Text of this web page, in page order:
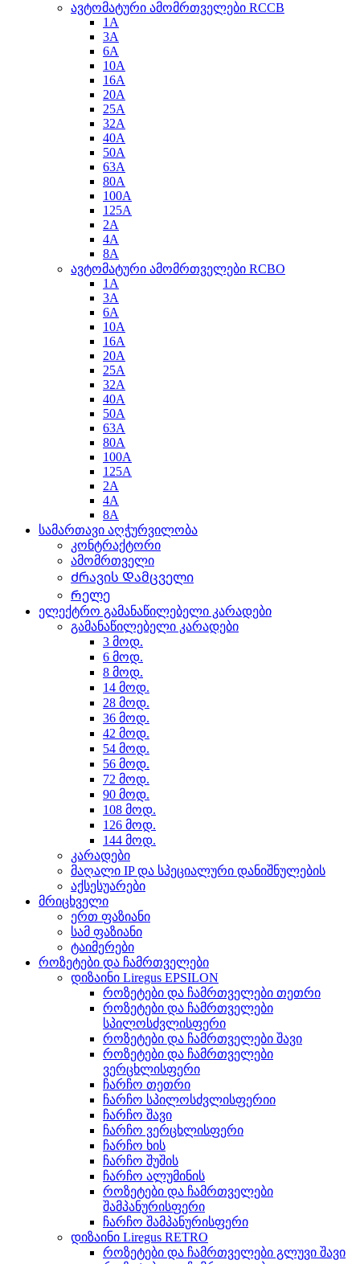
ავტომატური ამომრთველები RCCB
1A
3A
6A
10A
16A
20A
25A
32A
40A
50A
63A
80A
100A
125A
2A
4A
8A
ავტომატური ამომრთველები RCBO
1A
3A
6A
10A
16A
20A
25A
32A
40A
50A
63A
80A
100A
125A
2A
4A
8A
სამართავი აღჭურვილობა
კონტრაქტორი
ამომრთველი
Ძრავის Დამცველი
Რელე
ელექტრო გამანაწილებელი კარადები
გამანაწილებელი კარადები
3 მოდ.
6 მოდ.
8 მოდ.
14 მოდ.
28 მოდ.
36 მოდ.
42 მოდ.
54 მოდ.
56 მოდ.
72 მოდ.
90 მოდ.
108 მოდ.
126 მოდ.
144 მოდ.
კარადები
მაღალი IP და სპეციალური დანიშნულების
აქსესუარები
მრიცხველი
ერთ ფაზიანი
სამ ფაზიანი
ტაიმერები
როზეტები და ჩამრთველები
დიზაინი Liregus EPSILON
როზეტები და ჩამრთველები თეთრი
როზეტები და ჩამრთველები
სპილოსძვლისფერი
როზეტები და ჩამრთველები შავი
როზეტები და ჩამრთველები
ვერცხლისფერი
ჩარჩო თეთრი
ჩარჩო სპილოსძვლისფერიი
ჩარჩო შავი
ჩარჩო ვერცხლისფერი
ჩარჩო ხის
ჩარჩო შუშის
ჩარჩო ალუმინის
როზეტები და ჩამრთველები
შამპანურისფერი
ჩარჩო შამპანურისფერი
დიზაინი Liregus RETRO
როზეტები და ჩამრთველები გლუვი შავი